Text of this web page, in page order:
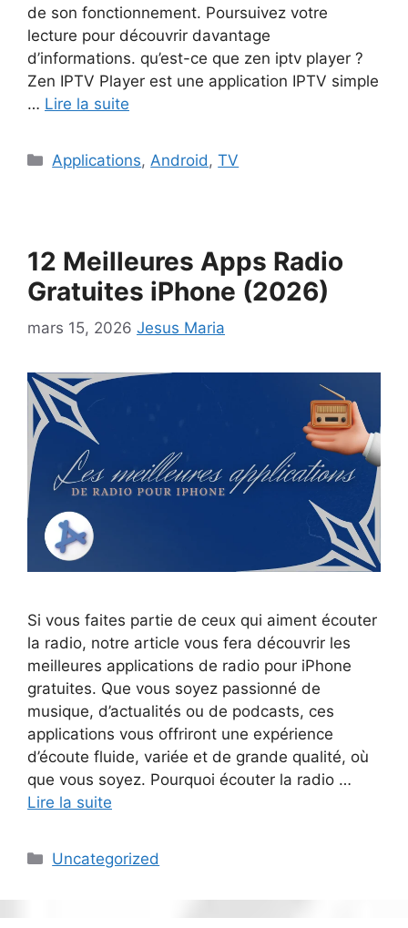
de son fonctionnement. Poursuivez votre
lecture pour découvrir davantage
d’informations. qu’est-ce que zen iptv player ?
Zen IPTV Player est une application IPTV simple
… Lire la suite
Catégories
Applications, Android ,TV
12 Meilleures Apps Radio
Gratuites iPhone (2026)
mars 15, 2026 Jesus Maria
Si vous faites partie de ceux qui aiment écouter
la radio, notre article vous fera découvrir les
meilleures applications de radio pour iPhone
gratuites. Que vous soyez passionné de
musique, d’actualités ou de podcasts, ces
applications vous offriront une expérience
d’écoute fluide, variée et de grande qualité, où
que vous soyez. Pourquoi écouter la radio …
Lire la suite
Catégories
Uncategorized